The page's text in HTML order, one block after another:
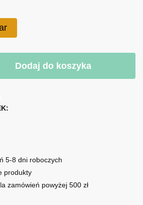
Dodaj do koszyka
5-8 dni roboczych
produkty
zamówień powyżej 500 zł